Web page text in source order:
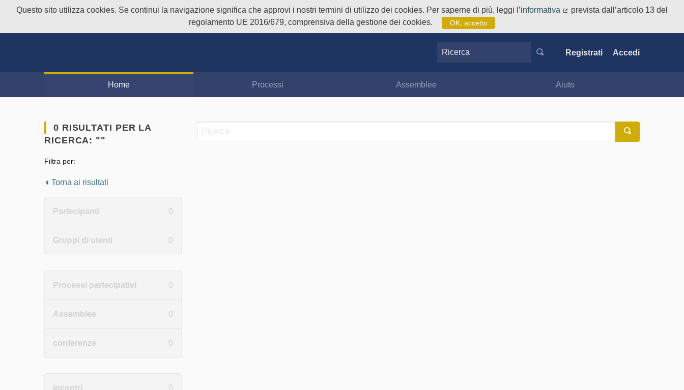
Questo sito utilizza cookies. Se continui la navigazione significa che approvi i nostri termini di utilizzo dei cookies. Per saperne di più, leggi l’informativa
prevista dall’articolo 13 del
regolamento UE 2016/679, comprensiva della gestione dei cookies.
OK, accetto
Ricerca Registrati Accedi
Home Processi Assemblee Aiuto
0 RISULTATI PER LA
RICERCA: ""
Filtra per:
Torna ai risultati
Partecipanti 0
Gruppi di utenti 0
Processi partecipativi 0
Assemblee 0
conferenze 0
incontri 0